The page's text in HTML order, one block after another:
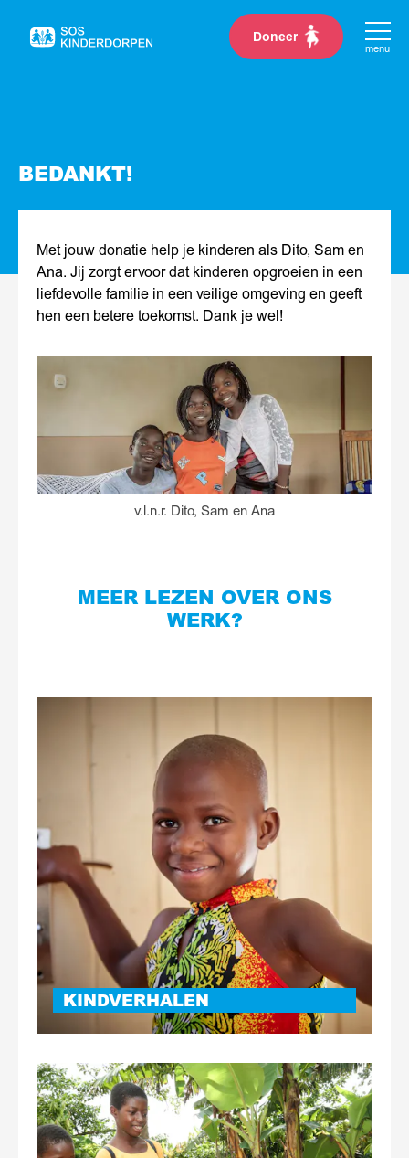
Naar
Doneer
menu
BEDANKT!
Met jouw donatie help je kinderen als Dito, Sam en
Ana. Jij zorgt ervoor dat kinderen opgroeien in een
liefdevolle familie in een veilige omgeving en geeft
hen een betere toekomst. Dank je wel!
v.l.n.r. Dito, Sam en Ana
MEER LEZEN OVER ONS
WERK?
KINDVERHALEN
Lees
meer